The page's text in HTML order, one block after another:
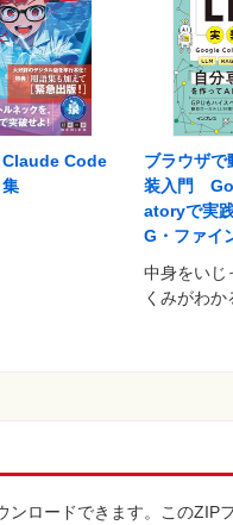
Claude Code
ブラウザ
装入門
atoryで実
G・ファイ
中身をいじ
くみがわか
ロードできます。このZIP